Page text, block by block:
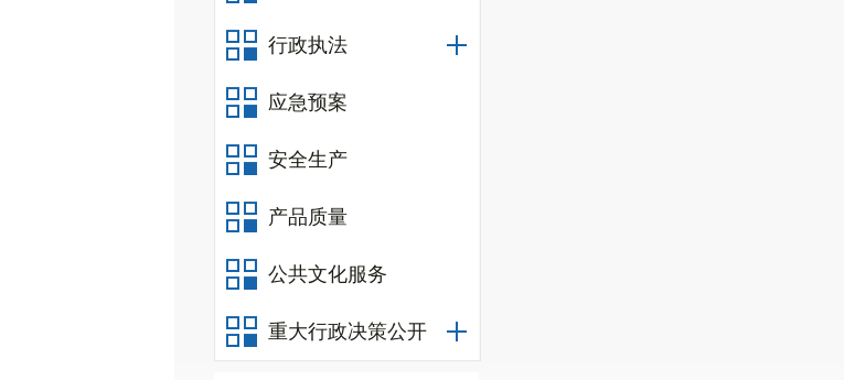
行政执法
应急预案
安全生产
产品质量
公共文化服务
重大行政决策公开